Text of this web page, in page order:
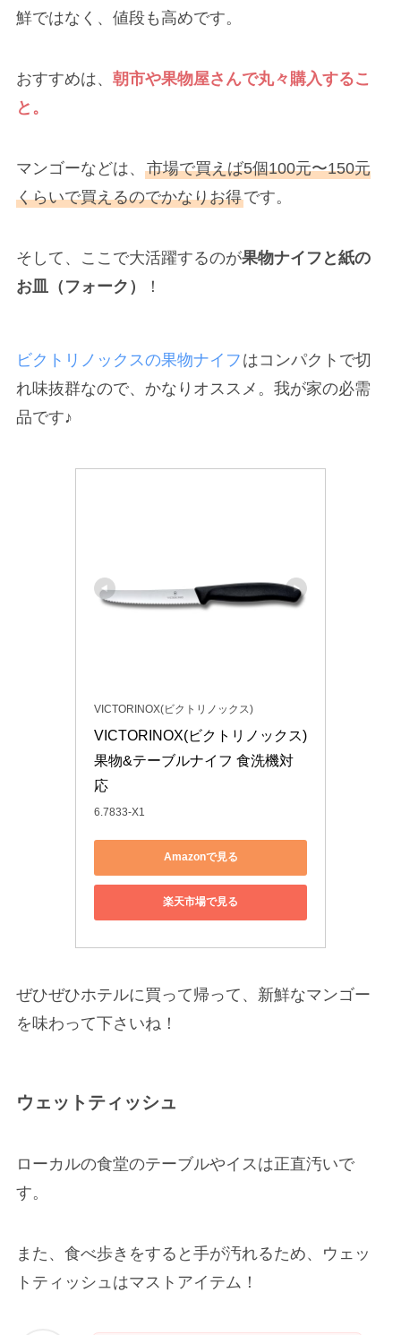
鮮ではなく、値段も高めです。
おすすめは、 朝市や果物屋さんで丸々購入するこ
と。
マンゴーなどは、 市場で買えば5個100元〜150元
くらいで買えるのでかなりお得です。
そして、ここで大活躍するのが果物ナイフと紙の
お皿（フォーク）
！
ビクトリノックスの果物ナイフ はコンパクトで切
れ味抜群なので、かなりオススメ。我が家の必需
品です♪
VICTORINOX(ビクトリノックス)
VICTORINOX(ビクトリノックス)
果物&テーブルナイフ 食洗機対
応
6.7833-X1
Amazonで見る
楽天市場で見る
ぜひぜひホテルに買って帰って、新鮮なマンゴー
を味わって下さいね！
ウェットティッシュ
ローカルの食堂のテーブルやイスは正直汚いで
す。
また、食べ歩きをすると手が汚れるため、ウェッ
トティッシュはマストアイテム！